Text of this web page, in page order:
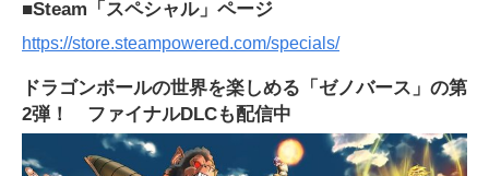
■Steam「スペシャル」ページ
https://store.steampowered.com/specials/
ドラゴンボールの世界を楽しめる「ゼノバース」の第
2弾！ ファイナルDLCも配信中